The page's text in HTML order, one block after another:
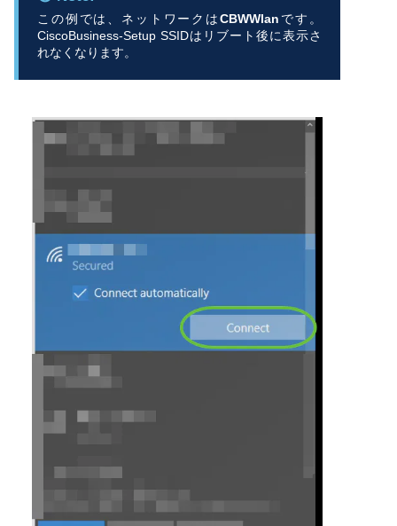
この例では、ネットワークはCBWWlan です。
CiscoBusiness-Setup SSIDはリブート後に表示さ
れなくなります。